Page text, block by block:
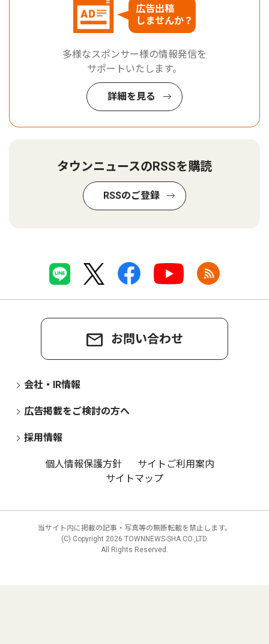
広告出稿
しませんか？
多様なスポンサー様の情報発信を
サポートいたします。
詳細を見る
タウンニュースのRSSを購読
RSSのご登録
お問い合わせ
会社・IR情報
広告掲載をご検討の方へ
採用情報
個人情報保護方針
サイトご利用案内
サイトマップ
当サイト内に掲載の記事・写真等の無断転載を禁止します。
(C) Copyright 2026 TOWNNEWS-SHA CO.,LTD.
All Rights Reserved.